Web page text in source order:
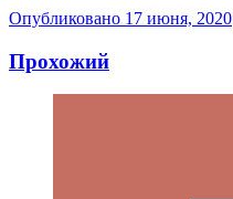
Опубликовано 17 июня, 2020
Прохожий